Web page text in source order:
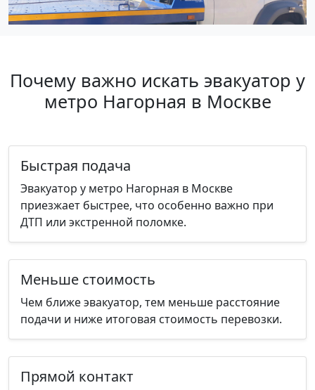
Почему важно искать эвакуатор у
метро Нагорная в Москве
Быстрая подача
Эвакуатор у метро Нагорная в Москве
приезжает быстрее, что особенно важно при
ДТП или экстренной поломке.
Меньше стоимость
Чем ближе эвакуатор, тем меньше расстояние
подачи и ниже итоговая стоимость перевозки.
Прямой контакт